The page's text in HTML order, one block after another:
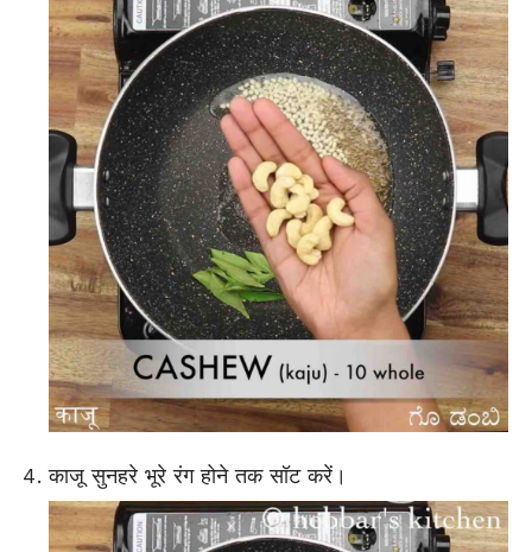
काजू सुनहरे भूरे रंग होने तक सॉट करें।